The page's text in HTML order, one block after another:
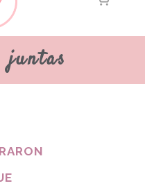
juntas